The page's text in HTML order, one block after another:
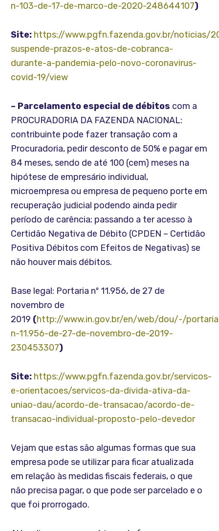
n-103-de-17-de-marco-de-2020-248644107)
Site: https://www.pgfn.fazenda.gov.br/noticias/
suspende-prazos-e-atos-de-cobranca-
durante-a-pandemia-pelo-novo-coronavirus-
covid-19/view
– Parcelamento especial de débitos com a
PROCURADORIA DA FAZENDA NACIONAL:
contribuinte pode fazer transação com a
Procuradoria, pedir desconto de 50% e pagar em
84 meses, sendo de até 100 (cem) meses na
hipótese de empresário individual,
microempresa ou empresa de pequeno porte em
recuperação judicial podendo ainda pedir
período de carência; passando a ter acesso à
Certidão Negativa de Débito (CPDEN – Certidão
Positiva Débitos com Efeitos de Negativas) se
não houver mais débitos.
Base legal: Portaria nº 11.956, de 27 de
novembro de
2019 (http://www.in.gov.br/en/web/dou/-/
n-11.956-de-27-de-novembro-de-2019-
230453307)
Site: https://www.pgfn.fazenda.gov.br/servicos-
e-orientacoes/servicos-da-divida-ativa-da-
uniao-dau/acordo-de-transacao/acordo-de-
transacao-individual-proposto-pelo-devedor
Vejam que estas são algumas formas que sua
empresa pode se utilizar para ficar atualizada
em relação às medidas fiscais federais, o que
não precisa pagar, o que pode ser parcelado e o
que foi prorrogado.